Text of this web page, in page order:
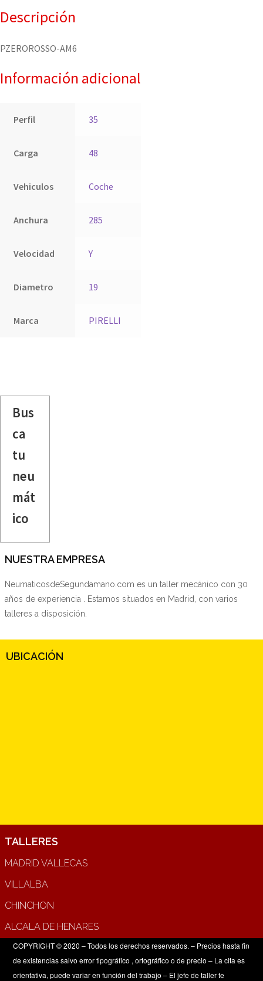
Descripción
PZEROROSSO-AM6
Información adicional
Perfil 35
Carga 48
Vehiculos Coche
Anchura 285
Velocidad Y
Diametro 19
Marca PIRELLI
Bus
ca
tu
neu
mát
ico
NUESTRA EMPRESA
NeumaticosdeSegundamano.com es un taller mecánico con 30
años de experiencia . Estamos situados en Madrid, con varios
talleres a disposición.
UBICACIÓN
TALLERES
MADRID VALLECAS
VILLALBA
CHINCHON
ALCALA DE HENARES
COPYRIGHT © 2020 – Todos los derechos reservados. – Precios hasta fin
de existencias salvo error tipográfico , ortográfico o de precio – La cita es
orientativa, puede variar en función del trabajo – El jefe de taller te